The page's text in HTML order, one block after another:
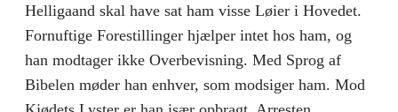
Helligaand skal have sat ham visse Løier i Hovedet.
Fornuftige Forestillinger hjælper intet hos ham, og
han modtager ikke Overbevisning. Med Sprog af
Bibelen møder han enhver, som modsiger ham. Mod